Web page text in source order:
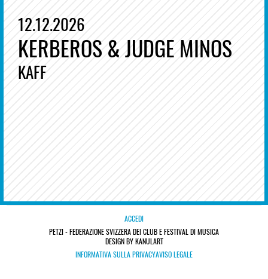
12.12.2026
KERBEROS & JUDGE MINOS
KAFF
ACCEDI
PETZI - FEDERAZIONE SVIZZERA DEI CLUB E FESTIVAL DI MUSICA
DESIGN BY KANULART
INFORMATIVA SULLA PRIVACYAVISO LEGALE